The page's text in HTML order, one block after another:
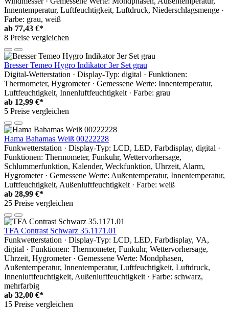
Innentemperatur, Luftfeuchtigkeit, Luftdruck, Niederschlagsmenge ·
Farbe: grau, weiß
ab 77,43 €*
8 Preise vergleichen
Bresser Temeo Hygro Indikator 3er Set grau
Digital-Wetterstation · Display-Typ: digital · Funktionen:
Thermometer, Hygrometer · Gemessene Werte: Innentemperatur,
Luftfeuchtigkeit, Innenluftfeuchtigkeit · Farbe: grau
ab 12,99 €*
5 Preise vergleichen
Hama Bahamas Weiß 00222228
Funkwetterstation · Display-Typ: LCD, LED, Farbdisplay, digital ·
Funktionen: Thermometer, Funkuhr, Wettervorhersage,
Schlummerfunktion, Kalender, Weckfunktion, Uhrzeit, Alarm,
Hygrometer · Gemessene Werte: Außentemperatur, Innentemperatur,
Luftfeuchtigkeit, Außenluftfeuchtigkeit · Farbe: weiß
ab 28,99 €*
25 Preise vergleichen
TFA Contrast Schwarz 35.1171.01
Funkwetterstation · Display-Typ: LCD, LED, Farbdisplay, VA,
digital · Funktionen: Thermometer, Funkuhr, Wettervorhersage,
Uhrzeit, Hygrometer · Gemessene Werte: Mondphasen,
Außentemperatur, Innentemperatur, Luftfeuchtigkeit, Luftdruck,
Innenluftfeuchtigkeit, Außenluftfeuchtigkeit · Farbe: schwarz,
mehrfarbig
ab 32,00 €*
15 Preise vergleichen